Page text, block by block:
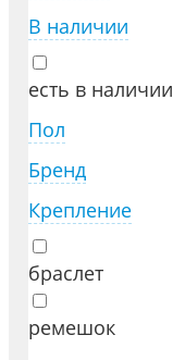
В наличии
есть в наличии
Пол
Бренд
Крепление
браслет
ремешок